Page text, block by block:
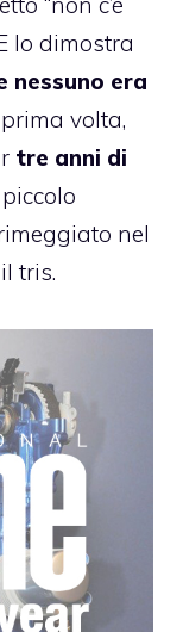
lo dimostra
nessuno era
volta,
tre anni di
nel
tris.